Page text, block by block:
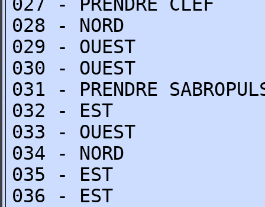
028 - NORD
029 - OUEST
030 - OUEST
031 - PRENDRE
032 - EST
033 - OUEST
034 - NORD
035 - EST
036 - EST